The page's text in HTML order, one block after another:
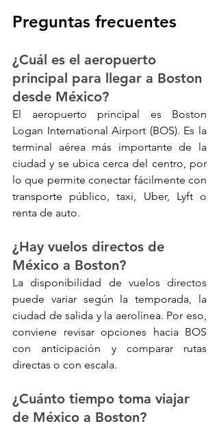
Preguntas frecuentes
¿Cuál es el aeropuerto
principal para llegar a Boston
desde México?
El aeropuerto principal es Boston
Logan International Airport (BOS). Es la
terminal aérea más importante de la
ciudad y se ubica cerca del centro, por
lo que permite conectar fácilmente con
transporte público, taxi, Uber, Lyft o
renta de auto.
¿Hay vuelos directos de
México a Boston?
La disponibilidad de vuelos directos
puede variar según la temporada, la
ciudad de salida y la aerolínea. Por eso,
conviene revisar opciones hacia BOS
con anticipación y comparar rutas
directas o con escala.
¿Cuánto tiempo toma viajar
de México a Boston?